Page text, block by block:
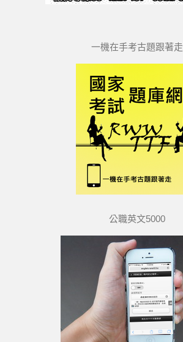
一機在手考古題跟著走
公職英文5000